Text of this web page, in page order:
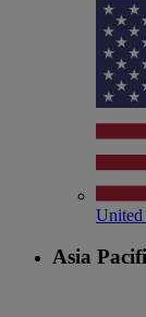
United
Asia